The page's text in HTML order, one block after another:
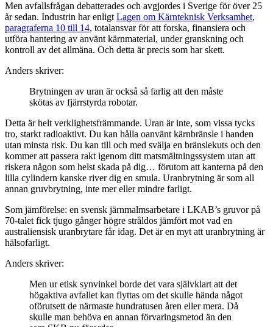
Men avfallsfrågan debatterades och avgjordes i Sverige för över 25
år sedan. Industrin har enligt Lagen om Kärnteknisk Verksamhet,
paragraferna 10 till 14, totalansvar för att forska, finansiera och
utföra hantering av använt kärnmaterial, under granskning och
kontroll av det allmäna. Och detta är precis som har skett.
Anders skriver:
Brytningen av uran är också så farlig att den måste
skötas av fjärrstyrda robotar.
Detta är helt verklighetsfrämmande. Uran är inte, som vissa tycks
tro, starkt radioaktivt. Du kan hålla oanvänt kärnbränsle i handen
utan minsta risk. Du kan till och med svälja en bränslekuts och den
kommer att passera rakt igenom ditt matsmältningssystem utan att
riskera någon som helst skada på dig… förutom att kanterna på den
lilla cylindern kanske river dig en smula. Uranbrytning är som all
annan gruvbrytning, inte mer eller mindre farligt.
Som jämförelse: en svensk järnmalmsarbetare i LKAB’s gruvor på
70-talet fick tjugo gånger högre stråldos jämfört mot vad en
australiensisk uranbrytare får idag. Det är en myt att uranbrytning är
hälsofarligt.
Anders skriver:
Men ur etisk synvinkel borde det vara självklart att det
högaktiva avfallet kan flyttas om det skulle hända något
oförutsett de närmaste hundratusen åren eller mera. Då
skulle man behöva en annan förvaringsmetod än den